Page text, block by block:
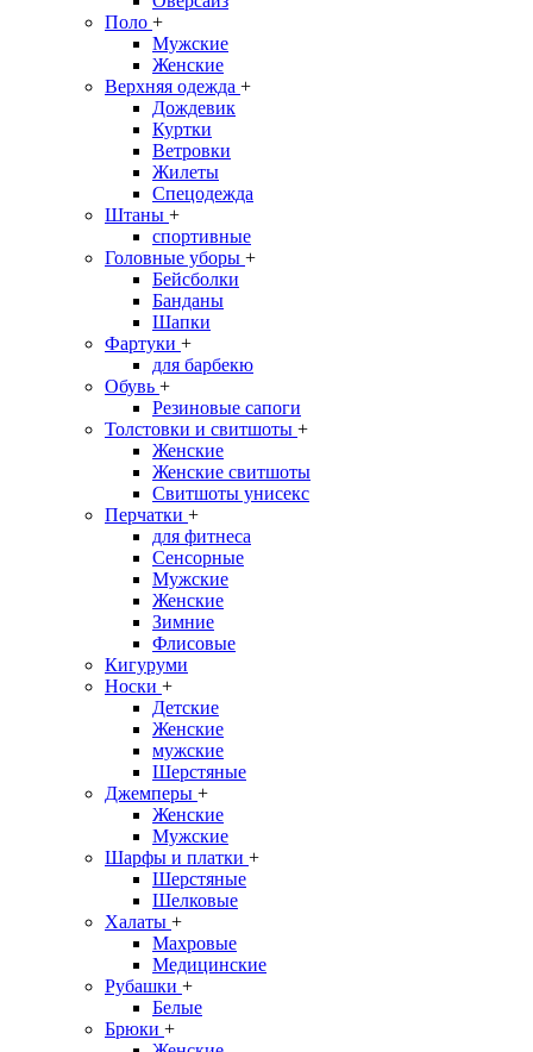
Поло +
Мужские
Женские
Верхняя одежда +
Дождевик
Куртки
Ветровки
Жилеты
Спецодежда
Штаны +
спортивные
Головные уборы +
Бейсболки
Банданы
Шапки
Фартуки +
для барбекю
Обувь +
Резиновые сапоги
Толстовки и свитшоты +
Женские
Женские свитшоты
Свитшоты унисекс
Перчатки +
для фитнеса
Сенсорные
Мужские
Женские
Зимние
Флисовые
Кигуруми
Носки +
Детские
Женские
мужские
Шерстяные
Джемперы +
Женские
Мужские
Шарфы и платки +
Шерстяные
Шелковые
Халаты +
Махровые
Медицинские
Рубашки +
Белые
Брюки +